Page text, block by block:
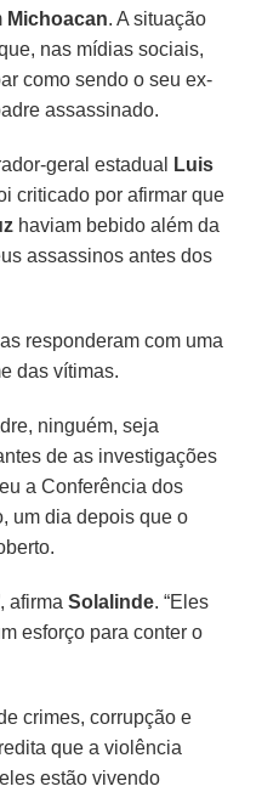
Michoacan. A situação
nas mídias sociais,
como sendo o seu ex-
assassinado.
geral estadual
Luis
criticado por afirmar que
haviam bebido além da
assassinos antes dos
responderam com uma
das vítimas.
ninguém, seja
de as investigações
a Conferência dos
um dia depois que o
afirmaSolalinde. “Eles
esforço para conter o
crimes, corrupção e
que a violência
estão vivendo